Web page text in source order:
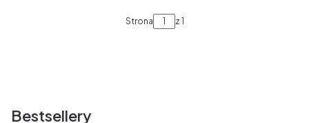
Strona z 1
Bestsellery